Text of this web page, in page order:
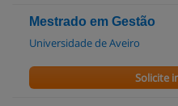
Mestrado em Gestão
Universidade de Aveiro
Solicite